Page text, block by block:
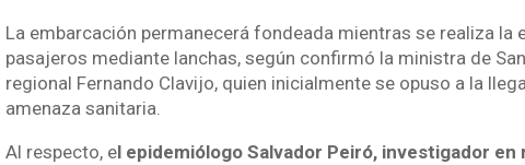
La embarcación permanecerá fondeada mientras se realiza la
pasajeros mediante lanchas, según confirmó la ministra de
regional Fernando Clavijo, quien inicialmente se opuso a la
amenaza sanitaria.
Al respecto, el epidemiólogo Salvador Peiró, investigador